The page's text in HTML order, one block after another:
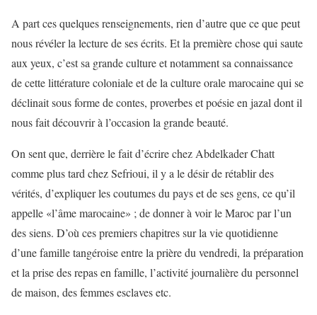
A part ces quelques renseignements, rien d’autre que ce que peut
nous révéler la lecture de ses écrits. Et la première chose qui saute
aux yeux, c’est sa grande culture et notamment sa connaissance
de cette littérature coloniale et de la culture orale marocaine qui se
déclinait sous forme de contes, proverbes et poésie en jazal dont il
nous fait découvrir à l’occasion la grande beauté.
On sent que, derrière le fait d’écrire chez Abdelkader Chatt
comme plus tard chez Sefrioui, il y a le désir de rétablir des
vérités, d’expliquer les coutumes du pays et de ses gens, ce qu’il
appelle «l’âme marocaine» ; de donner à voir le Maroc par l’un
des siens. D’où ces premiers chapitres sur la vie quotidienne
d’une famille tangéroise entre la prière du vendredi, la préparation
et la prise des repas en famille, l’activité journalière du personnel
de maison, des femmes esclaves etc.